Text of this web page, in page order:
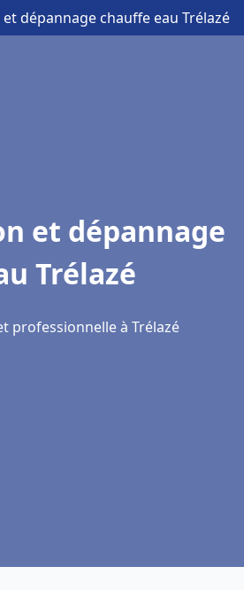
dépannage chauffe eau Trélazé
et dépannage
Trélazé
professionnelle à Trélazé